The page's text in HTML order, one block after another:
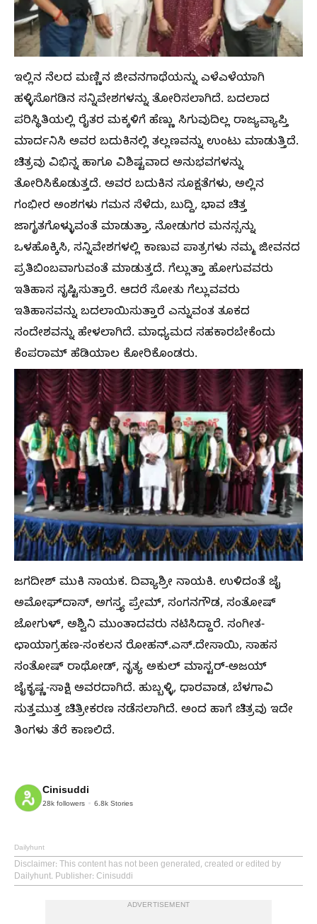
ಇಲ್ಲಿನ ನೆಲದ ಮಣ್ಣಿನ ಜೀವನಗಾಥೆಯನ್ನು ಎಳೆಎಳೆಯಾಗಿ
ಹಳ್ಳಿಸೊಗಡಿನ ಸನ್ನಿವೇಶಗಳನ್ನು ತೋರಿಸಲಾಗಿದೆ. ಬದಲಾದ
ಪರಿಸ್ಥಿತಿಯಲ್ಲಿ ರೈತರ ಮಕ್ಕಳಿಗೆ ಹೆಣ್ಣು ಸಿಗುವುದಿಲ್ಲ ರಾಜ್ಯವ್ಯಾಪ್ತಿ
ಮಾರ್ದನಿಸಿ ಅವರ ಬದುಕಿನಲ್ಲಿ ತಲ್ಲಣವನ್ನು ಉಂಟು ಮಾಡುತ್ತಿದೆ.
ಚಿತ್ರವು ವಿಭಿನ್ನ ಹಾಗೂ ವಿಶಿಷ್ಟವಾದ ಅನುಭವಗಳನ್ನು
ತೋರಿಸಿಕೊಡುತ್ತದೆ. ಅವರ ಬದುಕಿನ ಸೂಕ್ಷತೆಗಳು, ಅಲ್ಲಿನ
ಗಂಭೀರ ಅಂಶಗಳು ಗಮನ ಸೆಳೆದು, ಬುದ್ದಿ, ಭಾವ ಚಿತ್ತ
ಜಾಗೃತಗೊಳ್ಳುವಂತೆ ಮಾಡುತ್ತಾ, ನೋಡುಗರ ಮನಸ್ಸನ್ನು
ಒಳಹೊಕ್ಕಿಸಿ, ಸನ್ನಿವೇಶಗಳಲ್ಲಿ ಕಾಣುವ ಪಾತ್ರಗಳು ನಮ್ಮ ಜೀವನದ
ಪ್ರತಿಬಿಂಬವಾಗುವಂತೆ ಮಾಡುತ್ತದೆ. ಗೆಲ್ಲುತ್ತಾ ಹೋಗುವವರು
ಇತಿಹಾಸ ಸೃಷ್ಟಿಸುತ್ತಾರೆ. ಆದರೆ ಸೋತು ಗೆಲ್ಲುವವರು
ಇತಿಹಾಸವನ್ನು ಬದಲಾಯಿಸುತ್ತಾರೆ ಎನ್ನುವಂತ ತೂಕದ
ಸಂದೇಶವನ್ನು ಹೇಳಲಾಗಿದೆ. ಮಾಧ್ಯಮದ ಸಹಕಾರಬೇಕೆಂದು
ಕೆಂಪರಾಮ್ ಹೆಡಿಯಾಲ ಕೋರಿಕೊಂಡರು.
ಜಗದೀಶ್ ಮುಕಿ ನಾಯಕ. ದಿವ್ಯಾಶ್ರೀ ನಾಯಕಿ. ಉಳಿದಂತೆ ಜೈ
ಅಮೋಘ್‌ದಾಸ್, ಅಗಸ್ತ್ಯ ಪ್ರೇಮ್, ಸಂಗನಗೌಡ, ಸಂತೋಷ್
ಜೋಗುಳ್, ಅಶ್ವಿನಿ ಮುಂತಾದವರು ನಟಿಸಿದ್ದಾರೆ. ಸಂಗೀತ-
ಛಾಯಾಗ್ರಹಣ-ಸಂಕಲನ ರೋಹನ್.ಎಸ್.ದೇಸಾಯಿ, ಸಾಹಸ
ಸಂತೋಷ್ ರಾಥೋಡ್, ನೃತ್ಯ ಅಕುಲ್ ಮಾಸ್ಟರ್-ಅಜಯ್
ಜೈಕೃಷ್ಣ-ಸಾಕ್ಷಿ ಅವರದಾಗಿದೆ. ಹುಬ್ಬಳ್ಳಿ, ಧಾರವಾಡ, ಬೆಳಗಾವಿ
ಸುತ್ತಮುತ್ತ ಚಿತ್ರೀಕರಣ ನಡೆಸಲಾಗಿದೆ. ಅಂದ ಹಾಗೆ ಚಿತ್ರವು ಇದೇ
ತಿಂಗಳು ತೆರೆ ಕಾಣಲಿದೆ.
Cinisuddi
28k followers 6.8k Stories
Dailyhunt
Disclaimer: This content has not been generated, created or edited by
Dailyhunt. Publisher: Cinisuddi
ADVERTISEMENT